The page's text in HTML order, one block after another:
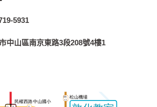
5931
中山區南京東路3段208號4樓1